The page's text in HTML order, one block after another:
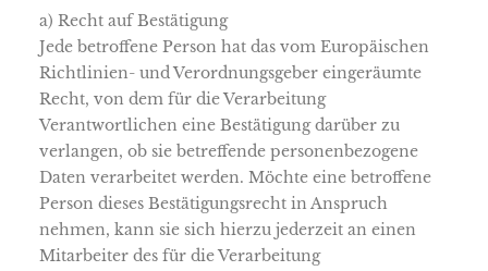
a) Recht auf Bestätigung
Jede betroffene Person hat das vom Europäischen
Richtlinien- und Verordnungsgeber eingeräumte
Recht, von dem für die Verarbeitung
Verantwortlichen eine Bestätigung darüber zu
verlangen, ob sie betreffende personenbezogene
Daten verarbeitet werden. Möchte eine betroffene
Person dieses Bestätigungsrecht in Anspruch
nehmen, kann sie sich hierzu jederzeit an einen
Mitarbeiter des für die Verarbeitung